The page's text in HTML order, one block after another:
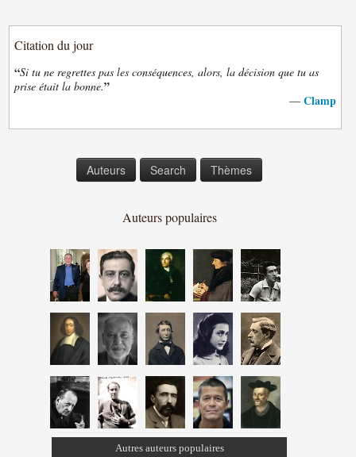
Citation du jour
“Si tu ne regrettes pas les conséquences, alors, la décision que tu as
prise était la bonne.”
— Clamp
Auteurs Search Thèmes
Auteurs populaires
Autres auteurs populaires